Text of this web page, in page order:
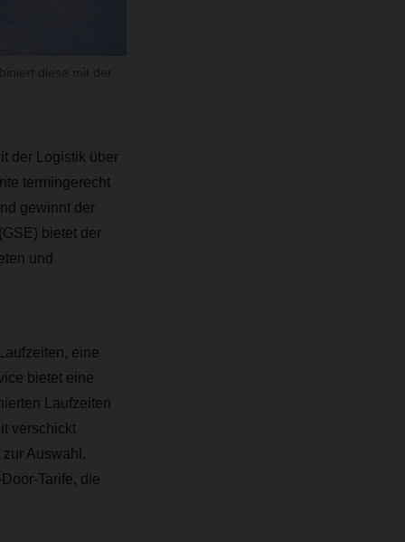
der Logistik über
termingerecht
gewinnt der
bietet der
und
eine
bietet eine
Laufzeiten
verschickt
Auswahl.
Tarife, die